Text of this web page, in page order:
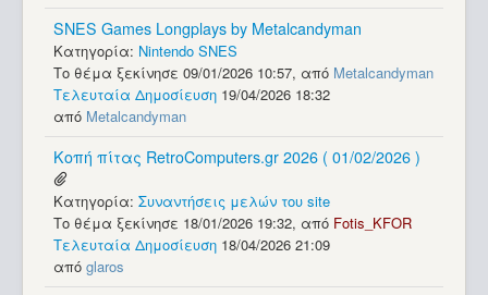
SNES Games Longplays by Metalcandyman
Κατηγορία: Nintendo SNES
Το θέμα ξεκίνησε 09/01/2026 10:57, από Metalcandyman
Τελευταία Δημοσίευση 19/04/2026 18:32
από Metalcandyman
Κοπή πίτας RetroComputers.gr 2026 ( 01/02/2026 )
Κατηγορία: Συναντήσεις μελών του site
Το θέμα ξεκίνησε 18/01/2026 19:32, από Fotis_KFOR
Τελευταία Δημοσίευση 18/04/2026 21:09
από glaros